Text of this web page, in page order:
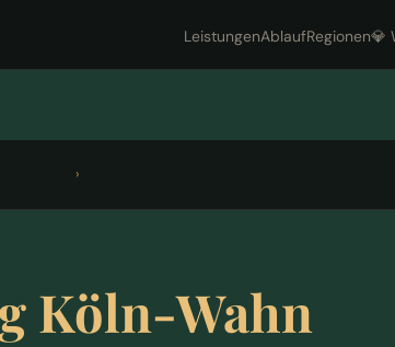
LeistungenAblaufRegionen💎
›
Köln-Wahn